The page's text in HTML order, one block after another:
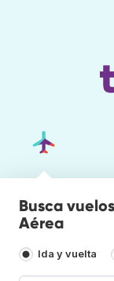
Busca
Aérea
Ida y vuelta